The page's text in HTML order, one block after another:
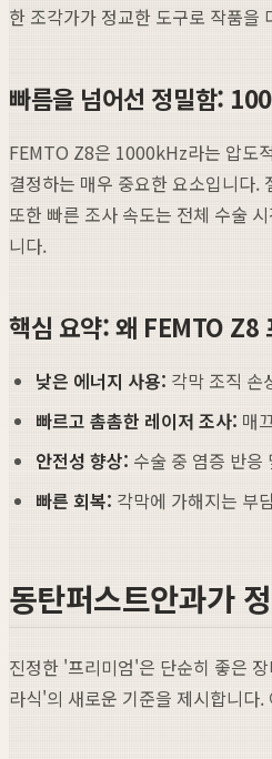
한 조각가가 정교한 도구로 작품을
빠름을 넘어선 정밀함:
FEMTO Z8은 1000kHz라는 압도
결정하는 매우 중요한 요소입니다.
또한 빠른 조사 속도는 전체 수술
니다.
핵심 요약: 왜 FEMTO Z8
낮은 에너지 사용: 각막 조직 손
빠르고 촘촘한 레이저 조사: 매
안전성 향상: 수술 중 염증 반응
빠른 회복: 각막에 가해지는 부
동탄퍼스트안과가
진정한 '프리미엄'은 단순히 좋은
라식'의 새로운 기준을 제시합니다